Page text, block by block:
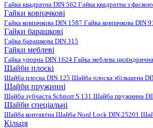
Гайка квадратна DIN 562 Гайка квадратна з
Гайки ковпачкові
Гайка ковпачкова DIN 1587 Гайка ковпачкова DIN
Гайки барашкові
Гайка барашкова DIN 315
Гайки меблеві
Гайка упорна DIN 1624 Гайка меблева
Шайби плоскі
Шайба плоска DIN 125 Шайба плоска збільшена
Шайби пружинні
Шайба зубчаста Schnorr S 131 Шайба пружинна
Шайби спеціальні
Шайба контактна Шайба Nord Lock DIN 25201
Кільця